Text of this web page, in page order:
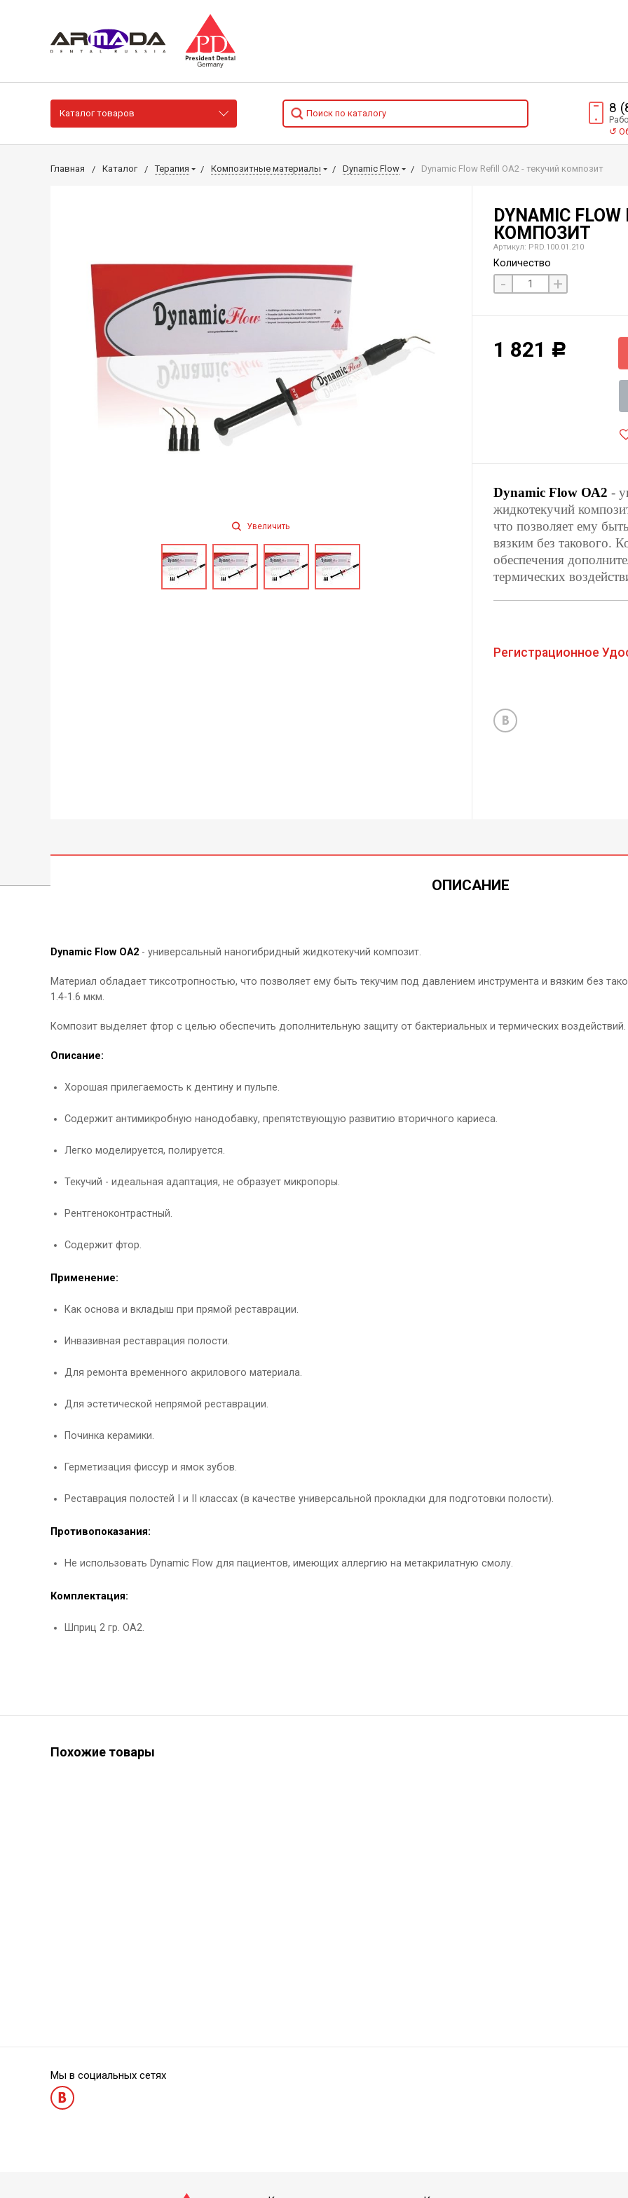
Каталог товаров 8
↺
Главная Каталог Терапия Композитные материалы Dynamic Flow Dynamic Flow Refill ОА2 - текучий композит
Увеличить
DYNAMIC
КОМПОЗИТ
Артикул: PRD.100.01.210
Количество
- +
1 821 Р
Dynamic Flow ОА2 -
жидкотекучий
что позволяет ему
вязким без такового.
обеспечения
термических
Регистрационное
ОПИСАНИЕ
Dynamic Flow ОА2 - универсальный наногибридный жидкотекучий композит.
Материал обладает тиксотропностью, что позволяет ему быть текучим под давлением инструмента и вязким без
1.4-1.6 мкм.
Композит выделяет фтор с целью обеспечить дополнительную защиту от бактериальных и термических воздействий.
Описание:
Хорошая прилегаемость к дентину и пульпе.
Содержит антимикробную нанодобавку, препятствующую развитию вторичного кариеса.
Легко моделируется, полируется.
Текучий - идеальная адаптация, не образует микропоры.
Рентгеноконтрастный.
Содержит фтор.
Применение:
Как основа и вкладыш при прямой реставрации.
Инвазивная реставрация полости.
Для ремонта временного акрилового материала.
Для эстетической непрямой реставрации.
Починка керамики.
Герметизация фиссур и ямок зубов.
Реставрация полостей I и II классах (в качестве универсальной прокладки для подготовки полости).
Противопоказания:
Не использовать Dynamic Flow для пациентов, имеющих аллергию на метакрилатную смолу.
Комплектация:
Шприц 2 гр. ОА2.
Похожие товары
Мы в социальных сетях